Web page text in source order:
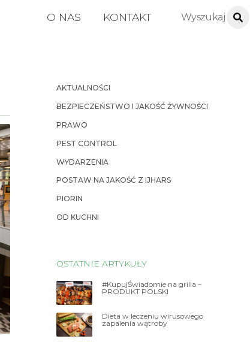
O NAS KONTAKT
AKTUALNOŚCI
BEZPIECZEŃSTWO I JAKOŚĆ ŻYWNOŚCI
PRAWO
PEST CONTROL
WYDARZENIA
POSTAW NA JAKOŚĆ Z IJHARS
PIORIN
OD KUCHNI
OSTATNIE ARTYKUŁY
#KupujŚwiadomie na grilla –
PRODUKT POLSKI
Dieta w leczeniu wirusowego
zapalenia wątroby